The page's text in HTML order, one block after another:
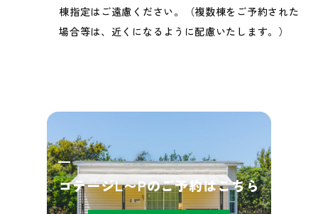
棟指定はご遠慮ください。（複数棟をご予約された
場合等は、近くになるように配慮いたします。）
コテージL〜Pのご予約はこちら